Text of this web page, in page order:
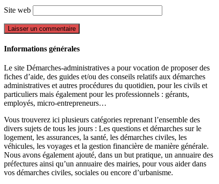
Site web
Informations générales
Le site Démarches-administratives a pour vocation de proposer des
fiches d’aide, des guides et/ou des conseils relatifs aux démarches
administratives et autres procédures du quotidien, pour les civils et
particuliers mais également pour les professionnels : gérants,
employés, micro-entrepreneurs…
Vous trouverez ici plusieurs catégories reprenant l’ensemble des
divers sujets de tous les jours : Les questions et démarches sur le
logement, les assurances, la santé, les démarches civiles, les
véhicules, les voyages et la gestion financière de manière générale.
Nous avons également ajouté, dans un but pratique, un annuaire des
préfectures ainsi qu’un annuaire des mairies, pour vous aider dans
vos démarches civiles, sociales ou encore d’urbanisme.